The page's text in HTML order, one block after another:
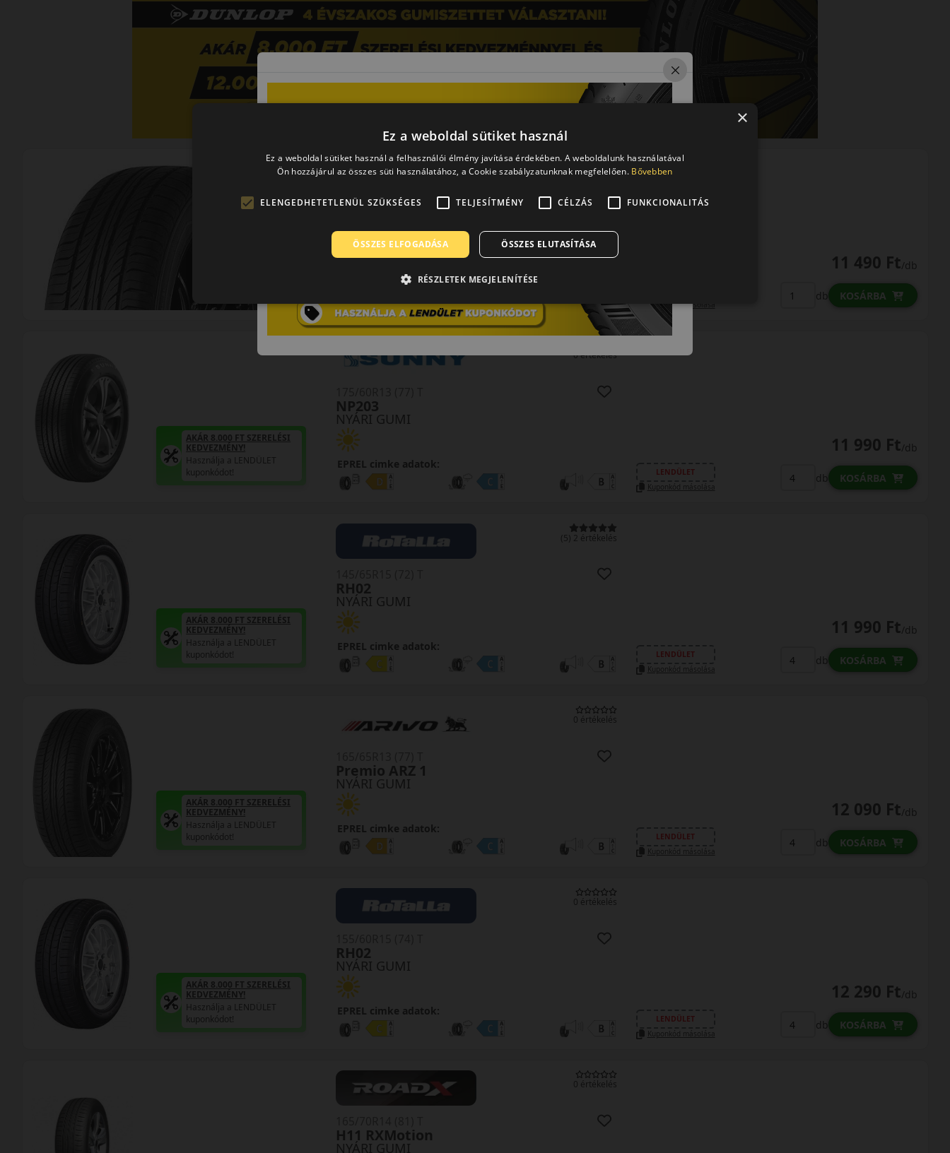
0 értékelés
NYÁRI GUMI
145/80R12 (74) T
EPREL cimke adatok:
11 490 Ft/db
Kuponkód másolása
db KOSÁRBA
0 értékelés
NYÁRI GUMI
NP203
EPREL cimke adatok:
AKÁR 8.000 FT SZERELÉSI
KEDVEZMÉNY!
Használja a LENDÜLET
kuponkódot!
11 990 Ft/db
LENDÜLET
Kuponkód másolása
db KOSÁRBA
(5) 2 értékelés
NYÁRI GUMI
RH02
EPREL cimke adatok:
AKÁR 8.000 FT SZERELÉSI
KEDVEZMÉNY!
Használja a LENDÜLET
kuponkódot!
11 990 Ft/db
LENDÜLET
Kuponkód másolása
db KOSÁRBA
0 értékelés
NYÁRI GUMI
Premio ARZ 1
EPREL cimke adatok:
AKÁR 8.000 FT SZERELÉSI
KEDVEZMÉNY!
Használja a LENDÜLET
kuponkódot!
12 090 Ft/db
LENDÜLET
Kuponkód másolása
db KOSÁRBA
0 értékelés
NYÁRI GUMI
RH02
EPREL cimke adatok:
AKÁR 8.000 FT SZERELÉSI
KEDVEZMÉNY!
Használja a LENDÜLET
kuponkódot!
12 290 Ft/db
LENDÜLET
Kuponkód másolása
db KOSÁRBA
0 értékelés
NYÁRI GUMI
H11 RXMotion
×
Ez a weboldal sütiket használ
Ez a weboldal sütiket használ a felhasználói élmény javítása érdekében. A weboldalunk használatával
Ön hozzájárul az összes süti használatához, a Cookie szabályzatunknak megfelelően. Bővebben
ELENGEDHETETLENÜL SZÜKSÉGES TELJESÍTMÉNY CÉLZÁS FUNKCIONALITÁS
ÖSSZES ELFOGADÁSA ÖSSZES ELUTASÍTÁSA
RÉSZLETEK MEGJELENÍTÉSE